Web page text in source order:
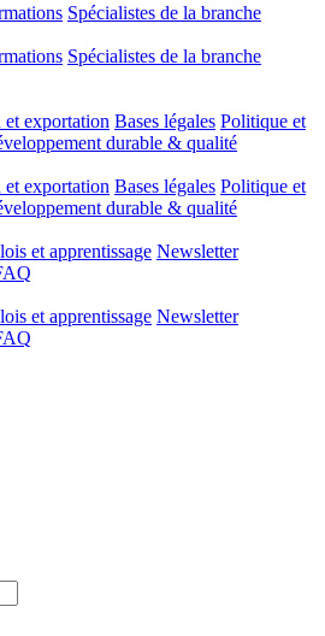
Spécialistes de la branche
Spécialistes de la branche
exportation Bases légales Politique et
durable & qualité
exportation Bases légales Politique et
durable & qualité
et apprentissage Newsletter
et apprentissage Newsletter